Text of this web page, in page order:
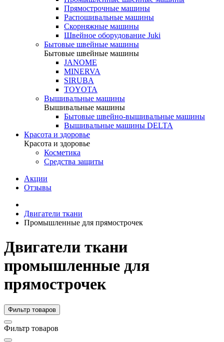
Прямострочные машины
Распошивальные машины
Скорняжные машины
Швейное оборудование Juki
Бытовые швейные машины
Бытовые швейные машины
JANOME
MINERVA
SIRUBA
TOYOTA
Вышивальные машины
Вышивальные машины
Бытовые швейно-вышивальные машины
Вышивальные машины DELTA
Красота и здоровье
Красота и здоровье
Косметика
Средства защиты
Акции
Отзывы
Двигатели ткани
Промышленные для прямострочек
Двигатели ткани
промышленные для
прямострочек
Фильтр товаров
Фильтр товаров